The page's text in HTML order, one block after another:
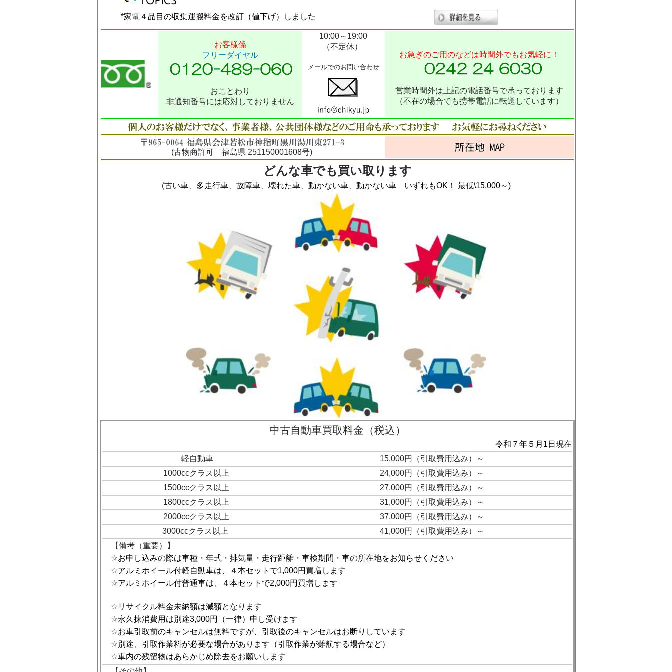
*家電４品目の収集運搬料金を改訂（値下げ）しました
お客様係
フリーダイヤル
おことわり
非通知番号には応対しておりません
10:00～19:00
（不定休）
メールでのお問い合わせ
お急ぎのご用のなどは時間外でもお気軽に！
営業時間外は上記の電話番号で承っております
（不在の場合でも携帯電話に転送しています）
(古物商許可 福島県 251150001608号)
どんな車でも買い取ります
(古い車、多走行車、故障車、壊れた車、動かない車、動かない車 いずれもOK！ 最低\15,000～)
中古自動車買取料金（税込）
令和７年５月1日現在
軽自動車
15,000円（引取費用込み）～
1000ccクラス以上
24,000円（引取費用込み）～
1500ccクラス以上
27,000円（引取費用込み）～
1800ccクラス以上
31,000円（引取費用込み）～
2000ccクラス以上
37,000円（引取費用込み）～
3000ccクラス以上
41,000円（引取費用込み）～
【備考（重要）】
☆お申し込みの際は車種・年式・排気量・走行距離・車検期間・車の所在地をお知らせください
☆アルミホイール付軽自動車は、４本セットで1,000円買増します
☆アルミホイール付普通車は、４本セットで2,000円買増します
☆ リサイクル料金未納額は減額となります
☆永久抹消費用は別途3,000円（一律）申し受けます
☆お車引取前のキャンセルは無料ですが、引取後のキャンセルはお断りしています
☆別途、引取作業料が必要な場合があります（引取作業が難航する場合など）
☆車内の残留物はあらかじめ除去をお願いします